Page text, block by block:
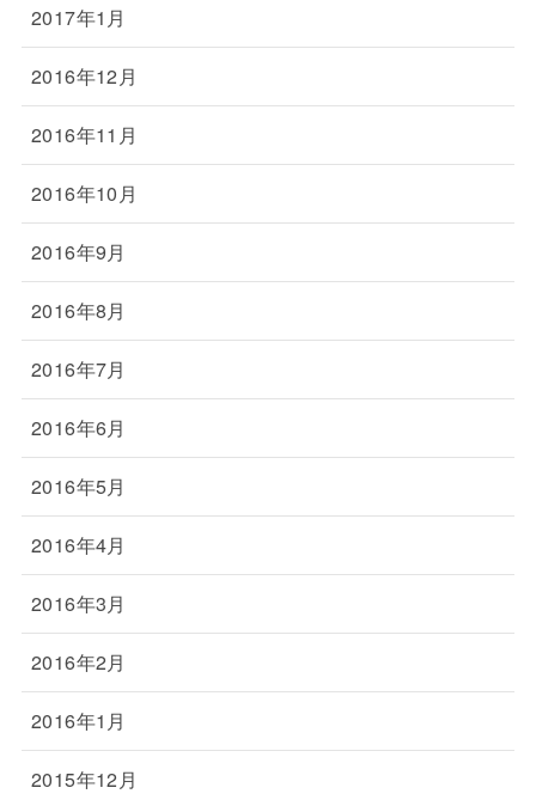
2017年1月
2016年12月
2016年11月
2016年10月
2016年9月
2016年8月
2016年7月
2016年6月
2016年5月
2016年4月
2016年3月
2016年2月
2016年1月
2015年12月